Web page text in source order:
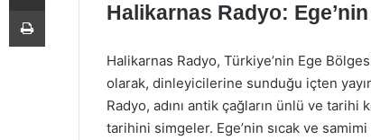
Halikarnas Radyo:
Halikarnas Radyo, Türkiye’nin Ege
olarak, dinleyicilerine sunduğu içten
Radyo, adını antik çağların ünlü ve
tarihini simgeler. Ege’nin sıcak ve